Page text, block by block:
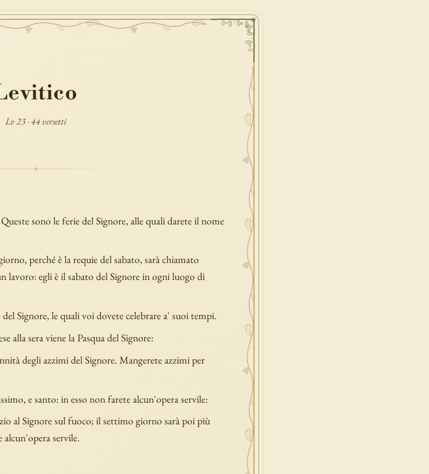
Lv 23 · 44 versetti
sono le ferie del Signore, alle quali darete il nome
perché è la requie del sabato, sarà chiamato
lavoro: egli è il sabato del Signore in ogni luogo di
Signore, le quali voi dovete celebrare a' suoi tempi.
alla sera viene la Pasqua del Signore:
degli azzimi del Signore. Mangerete azzimi per
e santo: in esso non farete alcun'opera servile:
al Signore sul fuoco; il settimo giorno sarà poi più
alcun'opera servile.